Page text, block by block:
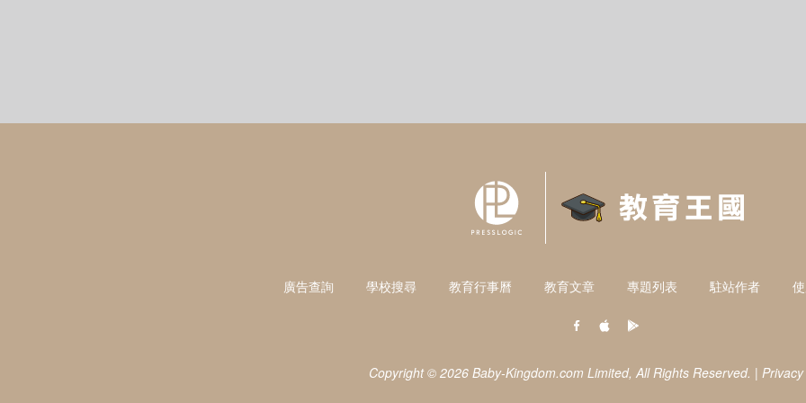
廣告查詢 學校搜尋 教育行事曆 教育文章 專題列表 駐站作者
Copyright © 2026 Baby-Kingdom.com Limited, All Rights Reserved. |